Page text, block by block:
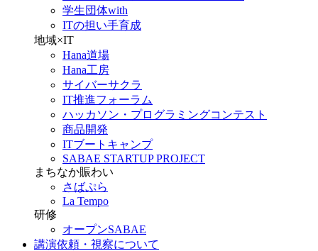
学生団体with
ITの担い手育成
地域×IT
Hana道場
Hana工房
サイバーサクラ
IT推進フォーラム
ハッカソン・プログラミングコンテスト
商品開発
ITブートキャンプ
SABAE STARTUP PROJECT
まちなか賑わい
さばぷら
La Tempo
研修
オープンSABAE
講演依頼・視察について